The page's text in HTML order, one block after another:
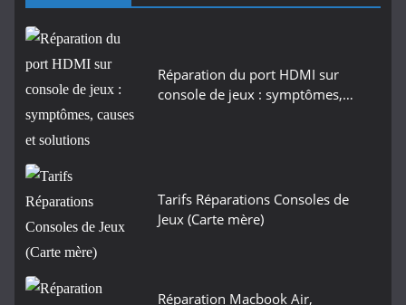
Réparation du port HDMI sur
console de jeux : symptômes,…
Tarifs Réparations Consoles de
Jeux (Carte mère)
Réparation Macbook Air,